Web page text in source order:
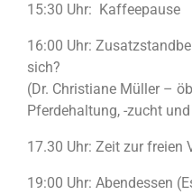
15:30 Uhr: Kaffeepause
16:00 Uhr:
sich?
(Dr. Christiane Müller –
Pferdehaltung, -zucht
17.30 Uhr: Zeit zur freien
19:00 Uhr: Abendessen